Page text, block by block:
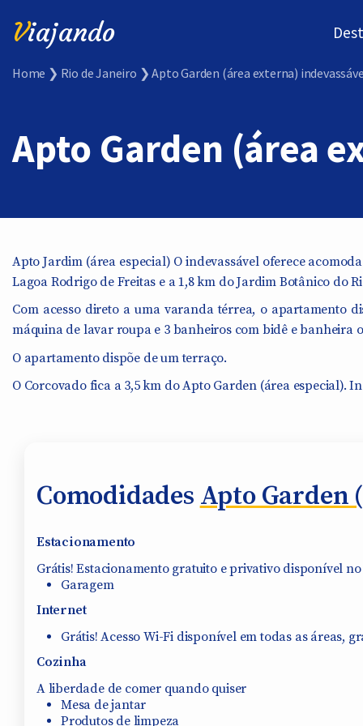
Viajando
Home ❯ Rio de Janeiro ❯ Apto Garden (área externa)
Apto Garden (área
Apto Jardim (área especial) O indevassável oferece
Lagoa Rodrigo de Freitas e a 1,8 km do Jardim Botânico do
Com acesso direto a uma varanda térrea, o apartamento
máquina de lavar roupa e 3 banheiros com bidê e banheira
O apartamento dispõe de um terraço.
O Corcovado fica a 3,5 km do Apto Garden (área especial).
Comodidades Apto Garden
Estacionamento
Grátis! Estacionamento gratuito e privativo disponível
Garagem
Internet
Grátis! Acesso Wi-Fi disponível em todas as áreas,
Cozinha
A liberdade de comer quando quiser
Mesa de jantar
Produtos de limpeza